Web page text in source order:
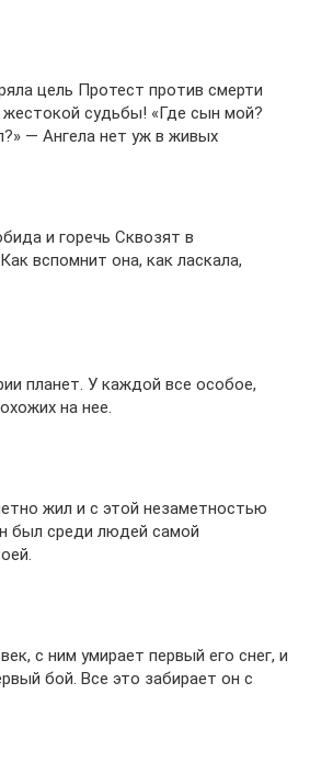
цель Протест против смерти
судьбы! «Где сын мой?
— Ангела нет уж в живых
и горечь Сквозят в
вспомнит она, как ласкала,
планет. У каждой все особое,
на нее.
жил и с этой незаметностью
был среди людей самой
с ним умирает первый его снег, и
бой. Все это забирает он с